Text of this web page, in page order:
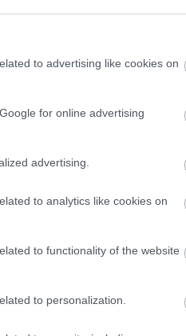
to advertising like cookies on
for online advertising
advertising.
to analytics like cookies on
to functionality of the website
to personalization.